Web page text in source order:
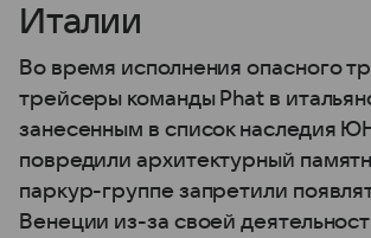
Италии
Во время исполнения опасного
трейсеры команды Phat в
занесенным в список наследия
повредили архитектурный
паркур-группе запретили
Венеции из-за своей